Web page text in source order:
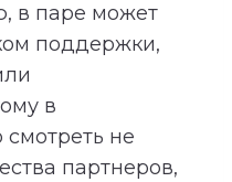
в паре может
поддержки,
в
не
партнеров,